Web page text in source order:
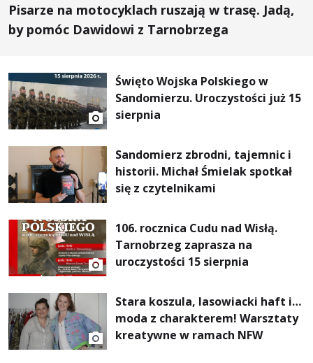
Pisarze na motocyklach ruszają w trasę. Jadą,
by pomóc Dawidowi z Tarnobrzega
Święto Wojska Polskiego w
Sandomierzu. Uroczystości już 15
sierpnia
Sandomierz zbrodni, tajemnic i
historii. Michał Śmielak spotkał
się z czytelnikami
106. rocznica Cudu nad Wisłą.
Tarnobrzeg zaprasza na
uroczystości 15 sierpnia
Stara koszula, lasowiacki haft i…
moda z charakterem! Warsztaty
kreatywne w ramach NFW